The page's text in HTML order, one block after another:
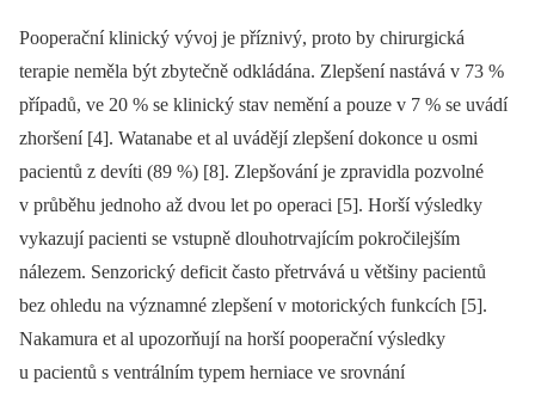
Pooperační klinický vývoj je příznivý, proto by chirurgická
terapie neměla být zbytečně odkládána. Zlepšení nastává v 73 %
případů, ve 20 % se klinický stav nemění a pouze v 7 % se uvádí
zhoršení [4]. Watanabe et al uvádějí zlepšení dokonce u osmi
pacientů z devíti (89 %) [8]. Zlepšování je zpravidla pozvolné
v průběhu jednoho až dvou let po operaci [5]. Horší výsledky
vykazují pacienti se vstupně dlouhotrvajícím pokročilejším
nálezem. Senzorický deficit často přetrvává u většiny pacientů
bez ohledu na významné zlepšení v motorických funkcích [5].
Nakamura et al upozorňují na horší pooperační výsledky
u pacientů s ventrálním typem herniace ve srovnání